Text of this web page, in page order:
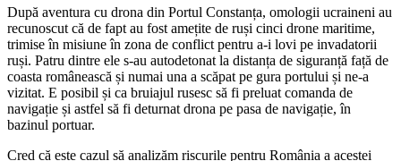
După aventura cu drona din Portul Constanța, omologii ucraineni au
recunoscut că de fapt au fost amețite de ruși cinci drone maritime,
trimise în misiune în zona de conflict pentru a-i lovi pe invadatorii
ruși. Patru dintre ele s-au autodetonat la distanța de siguranță față de
coasta românească și numai una a scăpat pe gura portului și ne-a
vizitat. E posibil și ca bruiajul rusesc să fi preluat comanda de
navigație și astfel să fi deturnat drona pe pasa de navigație, în
bazinul portuar.
Cred că este cazul să analizăm riscurile pentru România a acestei